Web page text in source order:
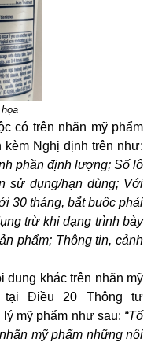
trên nhãn mỹ phẩm
Nghị định trên như:
phần định lượng; Số lô
sử dụng/hạn dùng; Với
30 tháng, bắt buộc phải
trừ khi dạng trình bày
phẩm; Thông tin, cảnh
khác trên nhãn mỹ
tại Điều 20 Thông tư
mỹ phẩm như sau: “Tổ
mỹ phẩm những nội